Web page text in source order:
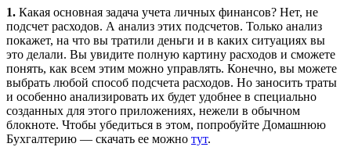
1. Какая основная задача учета личных финансов? Нет, не
подсчет расходов. А анализ этих подсчетов. Только анализ
покажет, на что вы тратили деньги и в каких ситуациях вы
это делали. Вы увидите полную картину расходов и сможете
понять, как всем этим можно управлять. Конечно, вы можете
выбрать любой способ подсчета расходов. Но заносить траты
и особенно анализировать их будет удобнее в специально
созданных для этого приложениях, нежели в обычном
блокноте. Чтобы убедиться в этом, попробуйте Домашнюю
Бухгалтерию — скачать ее можно тут.